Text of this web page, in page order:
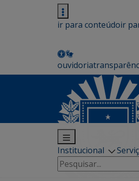
ir para conteúdoir
ouvidoria
Institucional
Pesquisar
por: